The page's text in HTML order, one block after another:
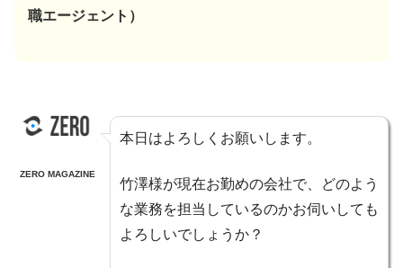
職エージェント）
ZERO MAGAZINE
本日はよろしくお願いします。
竹澤様が現在お勤めの会社で、どのよう
な業務を担当しているのかお伺いしても
よろしいでしょうか？